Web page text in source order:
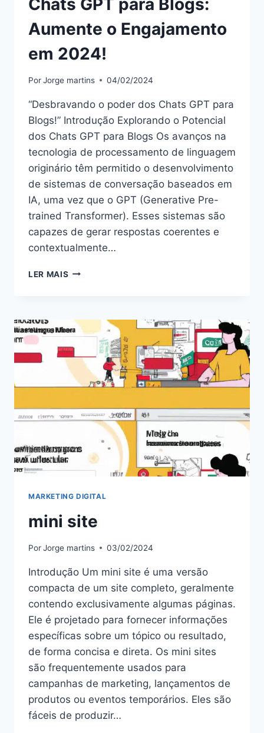
Chats GPT para Blogs:
Aumente o Engajamento
em 2024!
PorJorge martins 04/02/2024
“Desbravando o poder dos Chats GPT para
Blogs!” Introdução Explorando o Potencial
dos Chats GPT para Blogs Os avanços na
tecnologia de processamento de linguagem
originário têm permitido o desenvolvimento
de sistemas de conversação baseados em
IA, uma vez que o GPT (Generative Pre-
trained Transformer). Esses sistemas são
capazes de gerar respostas coerentes e
contextualmente…
LER MAIS EXPLORANDO
CHATS
GPT
PARA
BLOGS:
AUMENTE
EM
2024!
MARKETING DIGITAL
mini site
PorJorge martins 03/02/2024
Introdução Um mini site é uma versão
compacta de um site completo, geralmente
contendo exclusivamente algumas páginas.
Ele é projetado para fornecer informações
específicas sobre um tópico ou resultado,
de forma concisa e direta. Os mini sites
são frequentemente usados para
campanhas de marketing, lançamentos de
produtos ou eventos temporários. Eles são
fáceis de produzir…